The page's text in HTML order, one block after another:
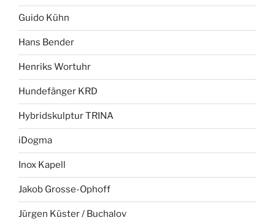
Guido Kühn
Hans Bender
Henriks Wortuhr
Hundefänger KRD
Hybridskulptur TRINA
iDogma
Inox Kapell
Jakob Grosse-Ophoff
Jürgen Küster / Buchalov